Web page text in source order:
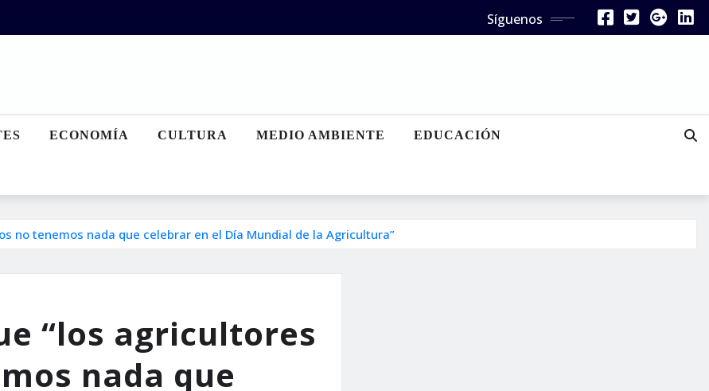
Síguenos
ECONOMÍA CULTURA MEDIO AMBIENTE EDUCACIÓN
no tenemos nada que celebrar en el Día Mundial de la Agricultura”
“los agricultores
nada que